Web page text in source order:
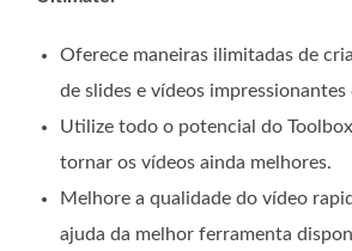
Oferece maneiras ilimitadas de
de slides e vídeos
Utilize todo o potencial do
tornar os vídeos ainda melhores.
Melhore a qualidade do vídeo
ajuda da melhor ferramenta